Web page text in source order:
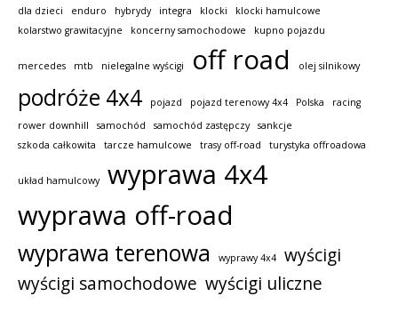
dla dzieci
enduro hybrydy integra klocki
klocki hamulcowe
kolarstwo grawitacyjne
koncerny samochodowe kupno pojazdu
mercedes mtb nielegalne wyścigi off road olej silnikowy
podróże 4x4 pojazd pojazd terenowy 4x4 Polska
racing
rower downhill
samochód samochód zastępczy
sankcje
szkoda całkowita
tarcze hamulcowe trasy off-road turystyka offroadowa
układ hamulcowy
wyprawa 4x4
wyprawa off-road
wyprawa terenowa wyprawy 4x4
wyścigi
wyścigi samochodowe wyścigi uliczne